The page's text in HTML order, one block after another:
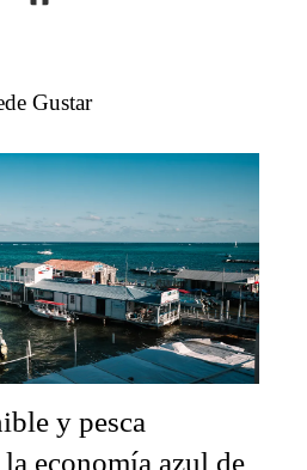
Gustar
y pesca
economía azul de